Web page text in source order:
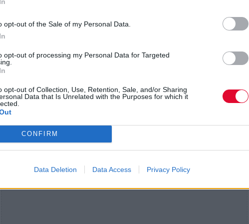
opt-out of the Sale of my Personal Data.
opt-out of processing my Personal Data for Targeted
opt-out of Collection, Use, Retention, Sale, and/or Sharing
Data that Is Unrelated with the Purposes for which it
CONFIRM
Data Deletion Data Access Privacy Policy
της Ευρώπης του σήμερα. Δεν είναι δικό μου έργο, είναι
ένα workshop ανάμεσα στον Χατζιδάκι και μένα».